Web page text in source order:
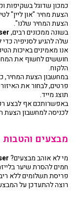
כמכון שדוגל בשקיפות
הצעת מחיר "און ליין"
הצעת המחיר שלנו".
בשונה ממכונים רבים,
שלה להגיע לסניפיה
אנו מאמינים באיכות
חוששים לחשוף את
הלקוח.
במחשבון הצעת המחיר,
פרטים, לבחור את
תוצג מייד.
באפשרותכם אף לבצע
לכניסה למחשבון הצעת
מבצעים והטבות
מי לא אוהב מבצעים?
חמים להסרת שיער
פריסת תשלומים ללא
רוצה להתעדכן על